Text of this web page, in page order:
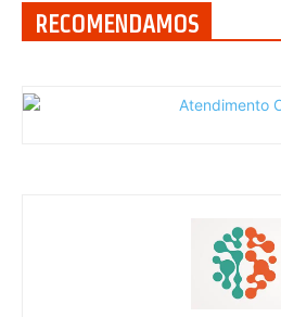
RECOMENDAMOS